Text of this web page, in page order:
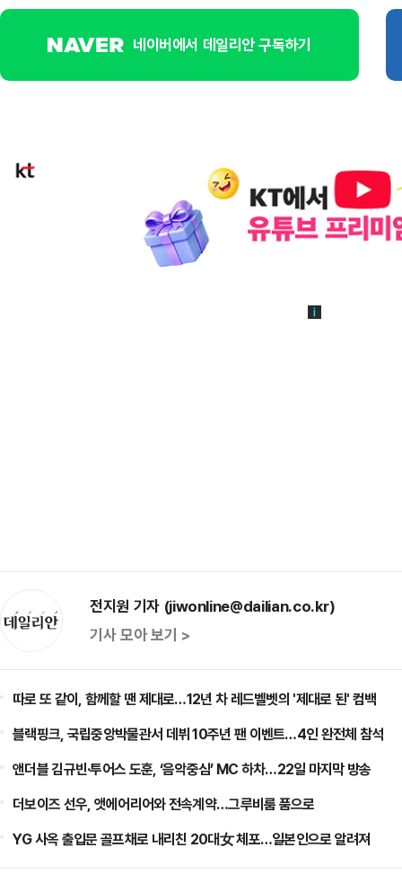
네이버에서 데일리안 구독하기
전지원 기자 (jiwonline@dailian.co.kr)
기사 모아 보기 >
따로 또 같이, 함께할 땐 제대로…12년 차 레드벨벳의 '제대로 된' 컴백
블랙핑크, 국립중앙박물관서 데뷔 10주년 팬 이벤트…4인 완전체 참석
앤더블 김규빈·투어스 도훈, ‘음악중심’ MC 하차…22일 마지막 방송
더보이즈 선우, 앳에어리어와 전속계약…그루비룸 품으로
YG 사옥 출입문 골프채로 내리친 20대女 체포…일본인으로 알려져